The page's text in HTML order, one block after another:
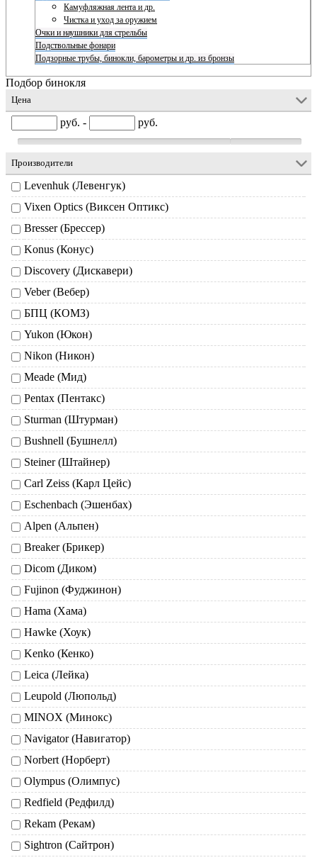
Камуфляжная лента и др.
Чистка и уход за оружием
Очки и наушники для стрельбы
Подствольные фонари
Подзорные трубы, бинокли, барометры и др. из бронзы
Подбор бинокля
Цена
руб. - руб.
Производители
Levenhuk (Левенгук)
Vixen Optics (Виксен Оптикс)
Bresser (Брессер)
Konus (Конус)
Discovery (Дискавери)
Veber (Вебер)
БПЦ (КОМЗ)
Yukon (Юкон)
Nikon (Никон)
Meade (Мид)
Pentax (Пентакс)
Sturman (Штурман)
Bushnell (Бушнелл)
Steiner (Штайнер)
Carl Zeiss (Карл Цейс)
Eschenbach (Эшенбах)
Alpen (Альпен)
Breaker (Брикер)
Dicom (Диком)
Fujinon (Фуджинон)
Hama (Хама)
Hawke (Хоук)
Kenko (Кенко)
Leica (Лейка)
Leupold (Люпольд)
MINOX (Минокс)
Navigator (Навигатор)
Norbert (Норберт)
Olympus (Олимпус)
Redfield (Редфилд)
Rekam (Рекам)
Sightron (Сайтрон)